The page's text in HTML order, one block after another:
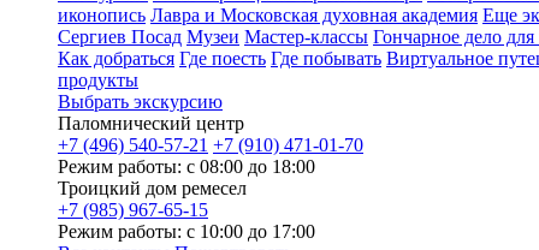
иконопись Лавра и Московская духовная академия Еще
Сергиев Посад Музеи Мастер-классы Гончарное дело
Как добраться Где поесть Где побывать Виртуальное
продукты
Выбрать экскурсию
Паломнический центр
+7 (496) 540-57-21 +7 (910) 471-01-70
Режим работы: с 08:00 до 18:00
Троицкий дом ремесел
+7 (985) 967-65-15
Режим работы: с 10:00 до 17:00